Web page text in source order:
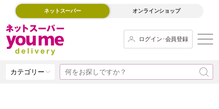
ネットスーパー オンラインショップ
ログイン･会員登録
カテゴリー